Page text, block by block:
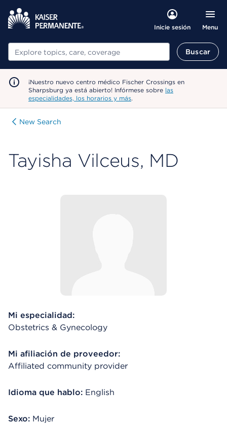
Inicie sesión Menu
Buscar Buscar
¡Nuestro nuevo centro médico Fischer Crossings en
Sharpsburg ya está abierto! Infórmese sobre las
especialidades, los horarios y más.
New Search
Tayisha Vilceus, MD
Mi especialidad:
Obstetrics & Gynecology
Mi afiliación de proveedor:
Affiliated community provider
Idioma que hablo: English
Sexo: Mujer